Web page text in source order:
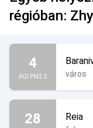
régióban:
4
AQI PM2.5 város
28 Reia